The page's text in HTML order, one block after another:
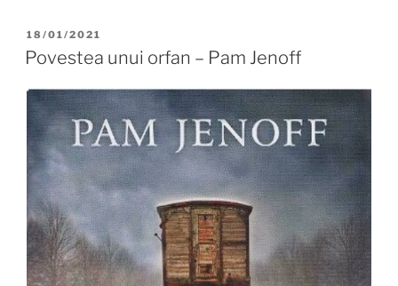
POSTED
ON
18/01/2021
Povestea unui orfan – Pam Jenoff